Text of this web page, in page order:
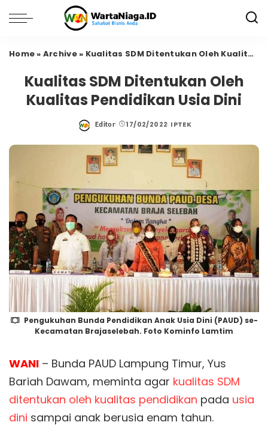
Home » Archive» Kualitas SDM Ditentukan Oleh Kualitas Pendidikan Usia Dini
Kualitas SDM Ditentukan Oleh
Kualitas Pendidikan Usia Dini
Posted
Editor 17/02/2022 IPTEK
Pengukuhan Bunda Pendidikan Anak Usia Dini (PAUD) se-
Kecamatan Brajaselebah. Foto Kominfo Lamtim
WANI – Bunda PAUD Lampung Timur, Yus
Bariah Dawam, meminta agar kualitas SDM
ditentukan oleh kualitas pendidikan pada usia
dini sampai anak berusia enam tahun.